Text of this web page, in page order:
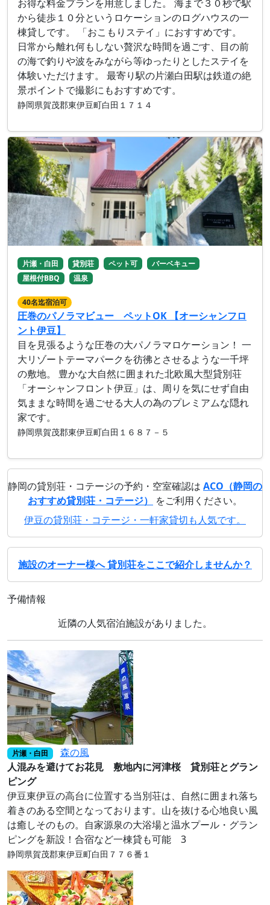
お得な料金プランを用意しました。 海まで３０秒で駅
から徒歩１０分というロケーションのログハウスの一
棟貸しです。 「おこもりステイ」におすすめです。
日常から離れ何もしない贅沢な時間を過ごす、目の前
の海で釣りや波をみながら等ゆったりとしたステイを
体験いただけます。 最寄り駅の片瀬白田駅は鉄道の絶
景ポイントで撮影にもおすすめです。
静岡県賀茂郡東伊豆町白田１７１４
片瀬・白田 貸別荘 ペット可
バーベキュー
屋根付BBQ
温泉
40名迄宿泊可
圧巻のパノラマビュー ペットOK 【オーシャンフロ
ント伊豆】
目を見張るような圧巻の大パノラマロケーション！ 一
大リゾートテーマパークを彷彿とさせるような一千坪
の敷地。 豊かな大自然に囲まれた北欧風大型貸別荘
「オーシャンフロント伊豆」は、周りを気にせず自由
気ままな時間を過ごせる大人の為のプレミアムな隠れ
家です。
静岡県賀茂郡東伊豆町白田１６８７－５
静岡の貸別荘・コテージの予約・空室確認は ACO（静岡の
おすすめ貸別荘・コテージ）
をご利用ください。
伊豆の貸別荘・コテージ・一軒家貸切も人気です。
施設のオーナー様へ 貸別荘をここで紹介しませんか？
予備情報
近隣の人気宿泊施設がありました。
片瀬・白田
森の風
人混みを避けてお花見 敷地内に河津桜 貸別荘とグラン
ピング
伊豆東伊豆の高台に位置する当別荘は、自然に囲まれ落ち
着きのある空間となっております。山を抜ける心地良い風
は癒しそのもの。自家源泉の大浴場と温水プール・グラン
ピングを新設！合宿など一棟貸も可能 3
静岡県賀茂郡東伊豆町白田７７６番１